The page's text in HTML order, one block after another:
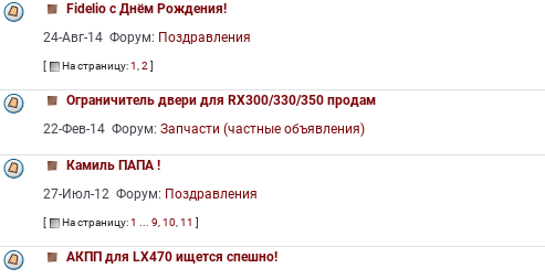
Fidelio с Днём Рождения!
24-Авг-14 Форум: Поздравления
[ На страницу:1,2]
Ограничитель двери для RX300/330/350 продам
22-Фев-14 Форум:Запчасти (частные объявления)
Камиль ПАПА !
27-Июл-12 Форум: Поздравления
[ На страницу:1 ...9,10,11 ]
АКПП для LX470 ищется спешно!